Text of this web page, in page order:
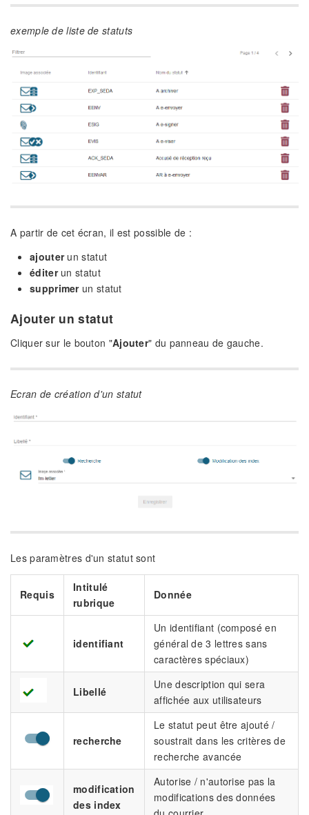
exemple de liste de statuts
A partir de cet écran, il est possible de :
ajouterun statut
éditerun statut
supprimerun statut
Ajouter un statut
Cliquer sur le bouton "Ajouter" du panneau de gauche.
Ecran de création d'un statut
Les paramètres d'un statut sont
Requis
Intitulé
rubrique
Donnée
identifiant
Un identifiant (composé en
général de 3 lettres sans
caractères spéciaux)
Libellé
Une description qui sera
affichée aux utilisateurs
recherche
Le statut peut être ajouté /
soustrait dans les critères de
recherche avancée
modification
des index
Autorise / n'autorise pas la
modifications des données